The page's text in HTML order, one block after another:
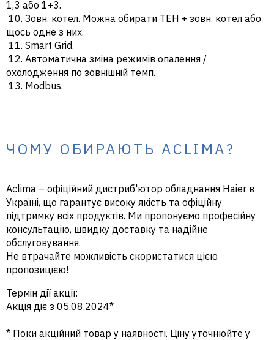
1,3 або 1+3.
10. Зовн. котел. Можна обирати ТЕН + зовн. котел або
щось одне з них.
11. Smart Grid.
12. Автоматична зміна режимів опалення /
охолодження по зовнішній темп.
13. Modbus.
ЧОМУ ОБИРАЮТЬ ACLIMA?
Aclima – офіційний дистриб'ютор обладнання Haier в
Україні, що гарантує високу якість та офіційну
підтримку всіх продуктів. Ми пропонуємо професійну
консультацію, швидку доставку та надійне
обслуговування.
Не втрачайте можливість скористатися цією
пропозицією!
Термін дії акції:
Акція діє з 05.08.2024*
* Поки акційний товар у наявності. Ціну уточнюйте у